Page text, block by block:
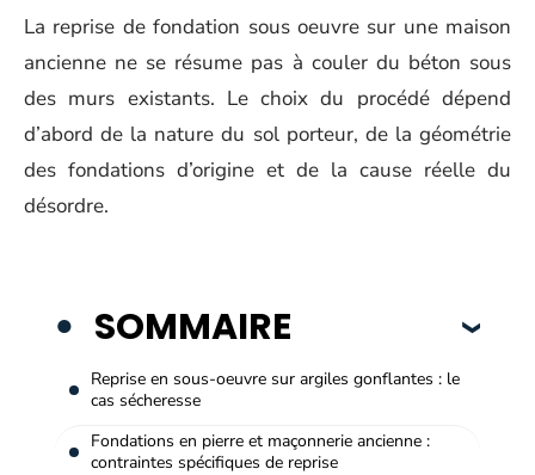
La reprise de fondation sous oeuvre sur une maison
ancienne ne se résume pas à couler du béton sous
des murs existants. Le choix du procédé dépend
d’abord de la nature du sol porteur, de la géométrie
des fondations d’origine et de la cause réelle du
désordre.
SOMMAIRE
Reprise en sous-oeuvre sur argiles gonflantes : le
cas sécheresse
Fondations en pierre et maçonnerie ancienne :
contraintes spécifiques de reprise